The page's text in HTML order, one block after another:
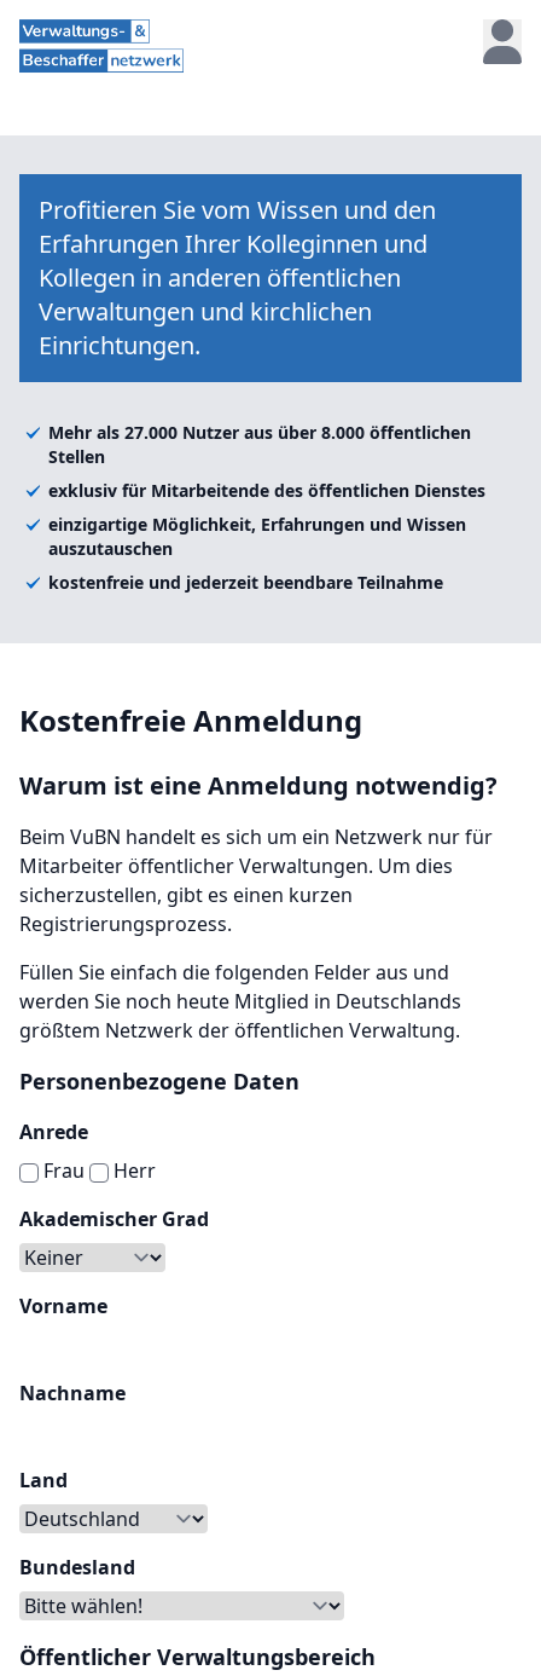
Profitieren Sie vom Wissen und den
Erfahrungen Ihrer Kolleginnen und
Kollegen in anderen öffentlichen
Verwaltungen und kirchlichen
Einrichtungen.
Mehr als 27.000 Nutzer aus über 8.000 öffentlichen
Stellen
exklusiv für Mitarbeitende des öffentlichen Dienstes
einzigartige Möglichkeit, Erfahrungen und Wissen
auszutauschen
kostenfreie und jederzeit beendbare Teilnahme
Kostenfreie Anmeldung
Warum ist eine Anmeldung notwendig?
Beim VuBN handelt es sich um ein Netzwerk nur für
Mitarbeiter öffentlicher Verwaltungen. Um dies
sicherzustellen, gibt es einen kurzen
Registrierungsprozess.
Füllen Sie einfach die folgenden Felder aus und
werden Sie noch heute Mitglied in Deutschlands
größtem Netzwerk der öffentlichen Verwaltung.
Personenbezogene Daten
Anrede
Frau
Herr
Akademischer Grad
Vorname
Nachname
Land
Bundesland
Öffentlicher Verwaltungsbereich